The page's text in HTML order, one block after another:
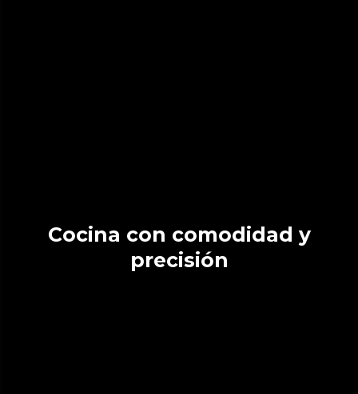
Cocina con comodidad y
precisión